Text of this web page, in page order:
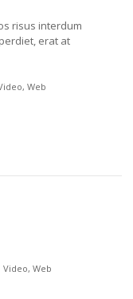
risus interdum
erat at
Web
Video Web